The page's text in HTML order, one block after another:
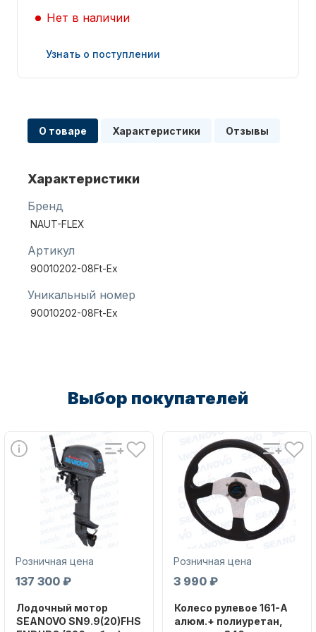
Автохолодильник KYODA
Дистанционное управление
Нет в наличии
Узнать о поступлении
О товаре Характеристики Отзывы
Характеристики
Бренд
NAUT-FLEX
Артикул
90010202-08Ft-Ex
Уникальный номер
90010202-08Ft-Ex
Выбор покупателей
Розничная цена
137 300 ₽
Лодочный мотор
SEANOVO SN9.9(20)FHS
Розничная цена
3 990 ₽
Колесо рулевое 161-A
алюм.+ полиуретан,